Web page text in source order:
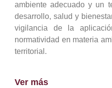
ambiente adecuado y un
desarrollo, salud y
vigilancia de la
normatividad en materia
territorial.
Ver más